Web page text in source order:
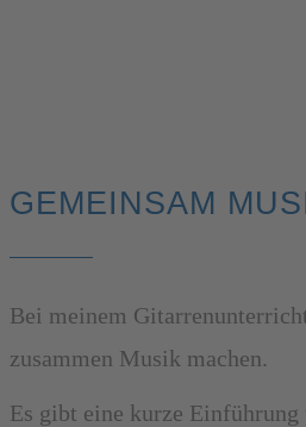
GEMEINSAM
Bei meinem
zusammen Musik machen.
Es gibt eine kurze